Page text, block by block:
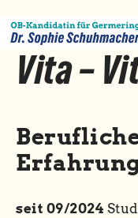
Vita –
seit 09/2024